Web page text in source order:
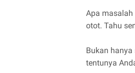
Apa
otot. Tahu
Bukan
tentunya